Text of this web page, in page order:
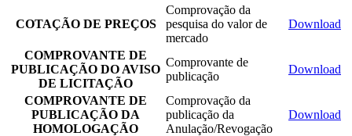
COTAÇÃO DE PREÇOS
Comprovação da
pesquisa do valor de
mercado
Download
COMPROVANTE DE
PUBLICAÇÃO DO AVISO
DE LICITAÇÃO
Comprovante de
publicação
Download
COMPROVANTE DE
PUBLICAÇÃO DA
HOMOLOGAÇÃO
Comprovação da
publicação da
Anulação/Revogação
Download